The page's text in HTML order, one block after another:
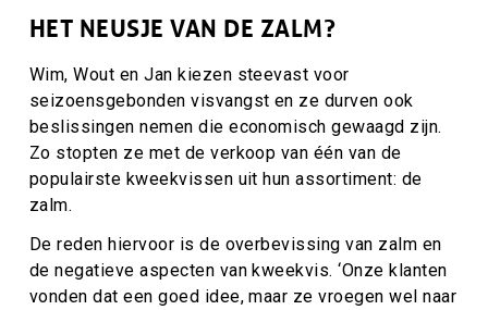
HET NEUSJE VAN DE ZALM?
Wim, Wout en Jan kiezen steevast voor
seizoensgebonden visvangst en ze durven ook
beslissingen nemen die economisch gewaagd zijn.
Zo stopten ze met de verkoop van één van de
populairste kweekvissen uit hun assortiment: de
zalm.
De reden hiervoor is de overbevissing van zalm en
de negatieve aspecten van kweekvis. ‘Onze klanten
vonden dat een goed idee, maar ze vroegen wel naar